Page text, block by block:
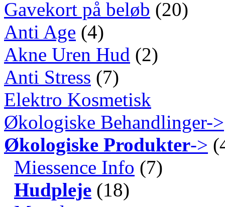
Gavekort på beløb (20)
Anti Age (4)
Akne Uren Hud (2)
Anti Stress (7)
Elektro Kosmetisk
Økologiske Behandlinger->
Økologiske Produkter->
Miessence Info (7)
Hudpleje (18)